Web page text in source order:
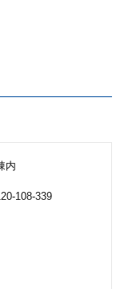
内
108-339